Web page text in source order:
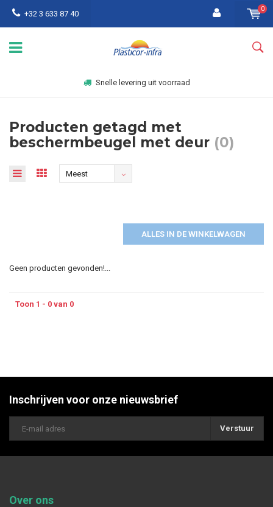
+32 3 633 87 40
0
Snelle levering uit voorraad
Producten getagd met
beschermbeugel met deur (0)
Meest
ALLES IN DE WINKELWAGEN
Geen producten gevonden!...
Toon 1 - 0 van 0
Inschrijven voor onze nieuwsbrief
Verstuur
Over ons